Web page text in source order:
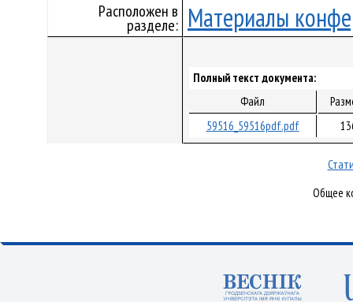
Расположен в
разделе: Материалы
Полный текст документа:
Файл
59516_59516pdf.pdf
Общее